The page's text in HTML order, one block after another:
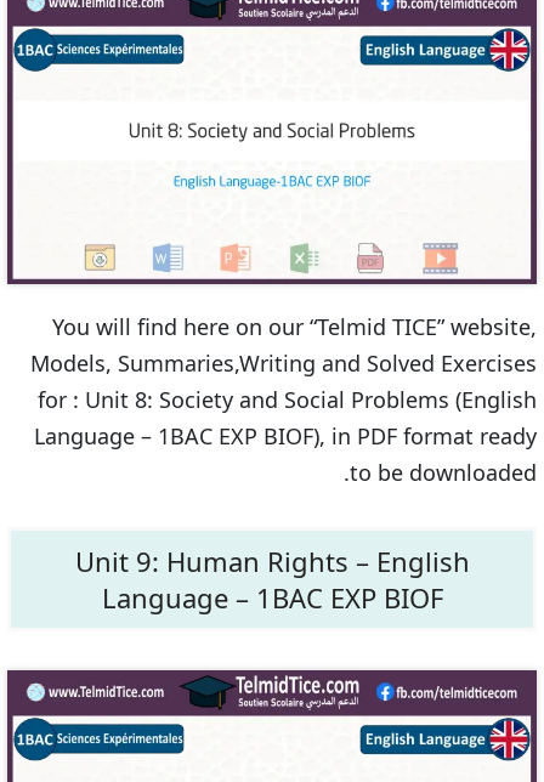
You will find here on our “Telmid TICE” website,
Models, Summaries,Writing and Solved Exercises
for : Unit 8: Society and Social Problems (English
Language – 1BAC EXP BIOF), in PDF format ready
to be downloaded.
Unit 9: Human Rights – English
Language – 1BAC EXP BIOF